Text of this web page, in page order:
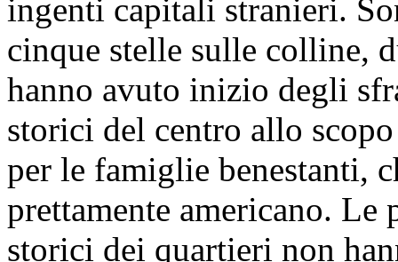
ingenti capitali stranieri.
cinque stelle sulle colline,
hanno avuto inizio degli
storici del centro allo
per le famiglie benestanti,
prettamente americano. Le
storici dei quartieri non